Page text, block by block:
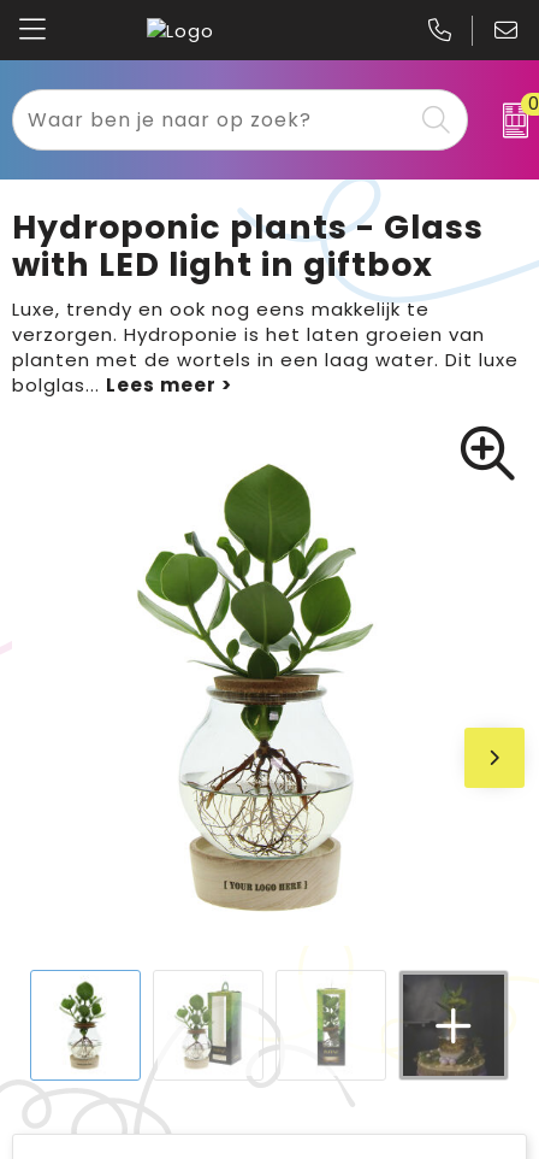
0
Textiel
Werkkleding
Sport
Tassen
Binnenreclame
Drukwerk
Brievenbuspakketten
Kariban
B&C
Gildan
Clique
Hydroponic plants - Glass
with LED light in giftbox
Luxe, trendy en ook nog eens makkelijk te
verzorgen. Hydroponie is het laten groeien van
planten met de wortels in een laag water. Dit luxe
bolglas...